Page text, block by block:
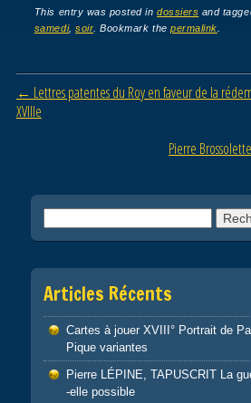
c
e
b
o
tt
er
ail
ta
g
er
This entry was posted indossiers and
samedi,soir . Bookmark thepermalink
Post navigation
← Lettres patentes du Roy en faveur de la
XVIIIe
Pierre
Articles Récents
Cartes à jouer XVIII° Portrait de
Pique variantes
Pierre LÉPINE, TAPUSCRIT La
-elle possible